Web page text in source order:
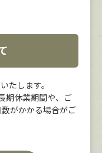
たします。
期休業期間や、ご
がかかる場合がご